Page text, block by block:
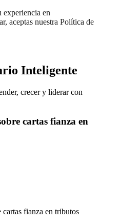
experiencia en
aceptas nuestra Política de
Inteligente
crecer y liderar con
cartas fianza en